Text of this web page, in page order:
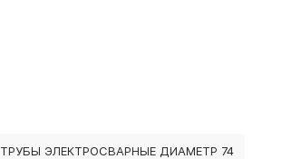
ТРУБЫ ЭЛЕКТРОСВАРНЫЕ ДИАМЕТР 74